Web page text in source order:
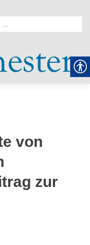
von
zur